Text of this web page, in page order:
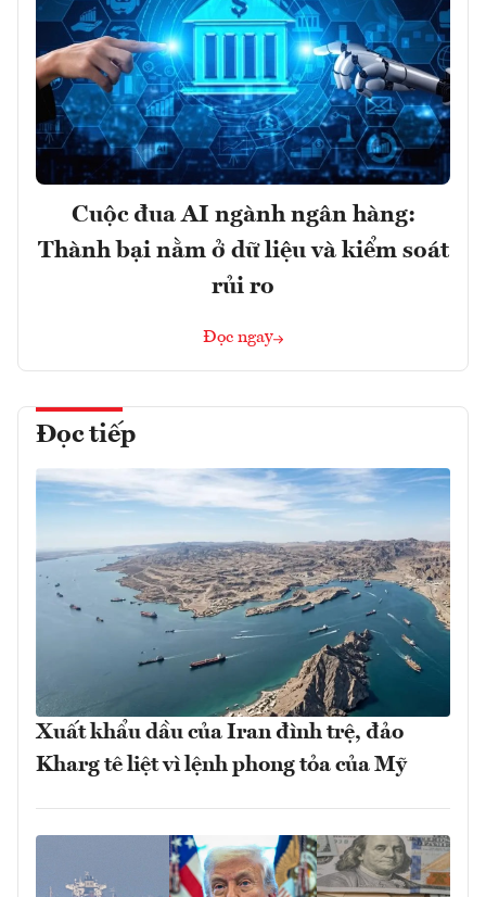
Cuộc đua AI ngành ngân hàng:
Thành bại nằm ở dữ liệu và kiểm soát
rủi ro
Đọc ngay
Đọc tiếp
Xuất khẩu dầu của Iran đình trệ, đảo
Kharg tê liệt vì lệnh phong tỏa của Mỹ